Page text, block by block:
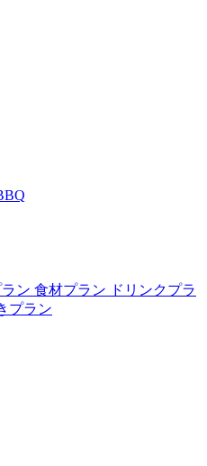
ン 食材プラン ドリンクプラ
プラン